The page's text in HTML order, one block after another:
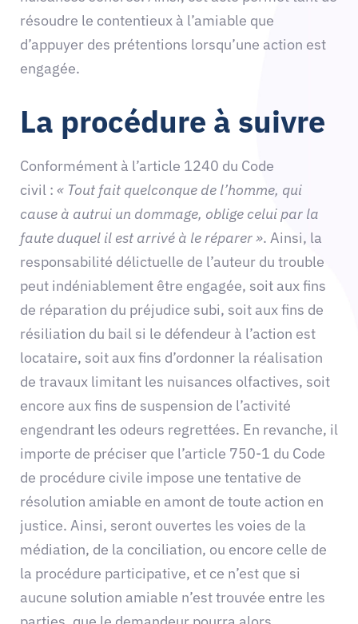
résoudre le contentieux à l’amiable que
d’appuyer des prétentions lorsqu’une action est
engagée.
La procédure à suivre
Conformément à l’article 1240 du Code
civil : « Tout fait quelconque de l’homme, qui
cause à autrui un dommage, oblige celui par la
faute duquel il est arrivé à le réparer ». Ainsi, la
responsabilité délictuelle de l’auteur du trouble
peut indéniablement être engagée, soit aux fins
de réparation du préjudice subi, soit aux fins de
résiliation du bail si le défendeur à l’action est
locataire, soit aux fins d’ordonner la réalisation
de travaux limitant les nuisances olfactives, soit
encore aux fins de suspension de l’activité
engendrant les odeurs regrettées. En revanche, il
importe de préciser que l’article 750-1 du Code
de procédure civile impose une tentative de
résolution amiable en amont de toute action en
justice. Ainsi, seront ouvertes les voies de la
médiation, de la conciliation, ou encore celle de
la procédure participative, et ce n’est que si
aucune solution amiable n’est trouvée entre les